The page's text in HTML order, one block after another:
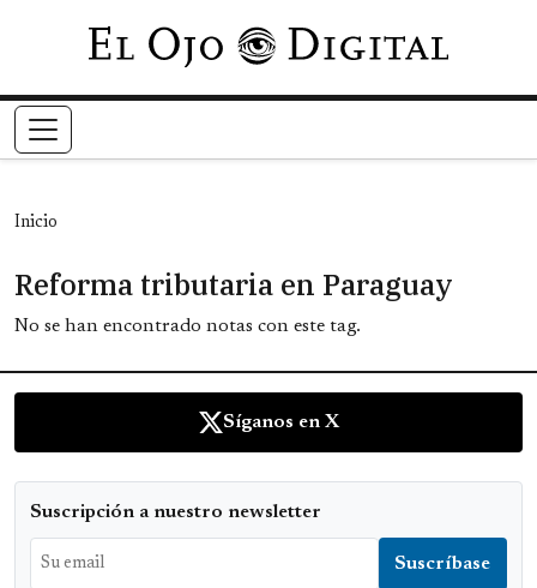
Pasar al contenido principal
Inicio
Reforma tributaria en Paraguay
No se han encontrado notas con este tag.
Síganos en X
Suscripción a nuestro newsletter